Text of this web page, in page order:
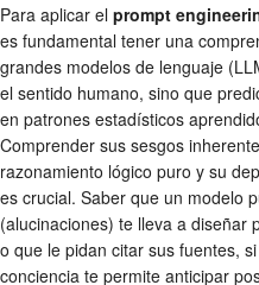
Para aplicar el prompt
es fundamental tener una
grandes modelos de lenguaje
el sentido humano, sino que
en patrones estadísticos
Comprender sus sesgos
razonamiento lógico puro y su
es crucial. Saber que un modelo
(alucinaciones) te lleva a diseñar
o que le pidan citar sus fuentes,
conciencia te permite anticipar